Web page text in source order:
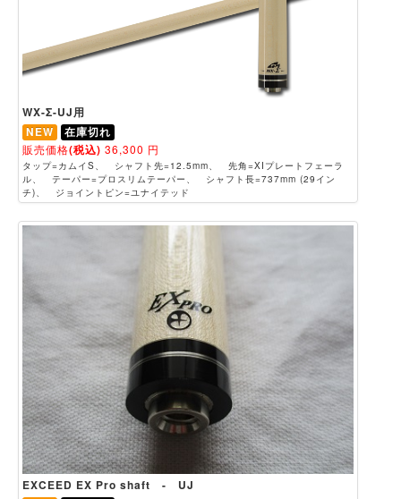
WX-Σ-UJ用
NEW
在庫切れ
販売価格(税込) 36,300 円
タップ=カムイS、 シャフト先=12.5mm、 先角=XIプレートフェーラ
ル、 テーパー=プロスリムテーパー、 シャフト長=737mm (29イン
チ)、 ジョイントピン=ユナイテッド
EXCEED EX Pro shaft - UJ